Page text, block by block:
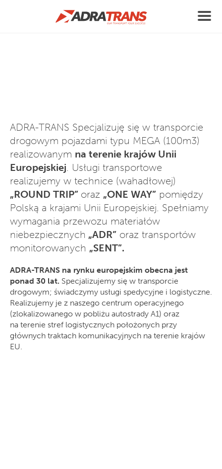
ADRA-TRANS Specjalizuję się w transporcie
drogowym pojazdami typu MEGA (100m3)
realizowanym na terenie krajów Unii
Europejskiej. Usługi transportowe
realizujemy w technice (wahadłowej)
„ROUND TRIP” oraz „ONE WAY” pomiędzy
Polską a krajami Unii Europejskiej. Spełniamy
wymagania przewozu materiałów
niebezpiecznych „ADR” oraz transportów
monitorowanych „SENT”.
ADRA-TRANS na rynku europejskim obecna jest
ponad 30 lat. Specjalizujemy się w transporcie
drogowym; świadczymy usługi spedycyjne i logistyczne.
Realizujemy je z naszego centrum operacyjnego
(zlokalizowanego w pobliżu autostrady A1) oraz
na terenie stref logistycznych położonych przy
głównych traktach komunikacyjnych na terenie krajów
EU.